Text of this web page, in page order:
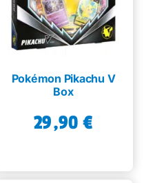
Pokémon Pikachu V
Box
29,90 €